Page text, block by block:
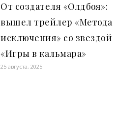
От создателя «Олдбоя»:
вышел трейлер «Метода
исключения» со звездой
«Игры в кальмара»
25 августа, 2025